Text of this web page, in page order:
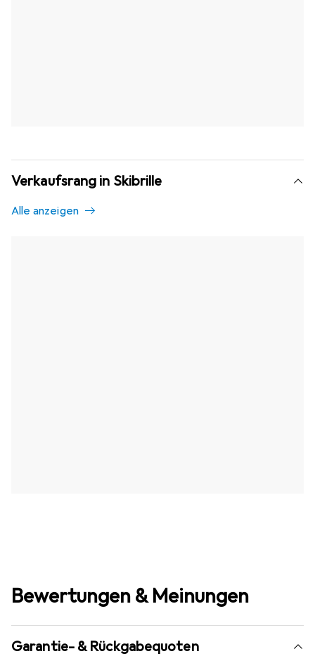
Verkaufsrang in Skibrille
Alle anzeigen
Bewertungen & Meinungen
Garantie- & Rückgabequoten